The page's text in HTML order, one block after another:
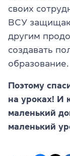
своих
ВСУ
другим
создавать
образование.
Поэтому
на уроках! И
маленький
маленький